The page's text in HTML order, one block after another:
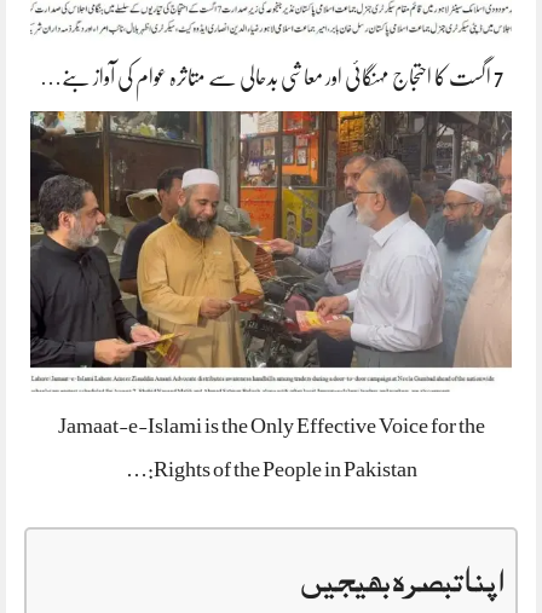
7 اگست کا احتجاج مہنگائی اور معاشی بدحالی سے متاثرہ عوام کی آواز بنے…
Jamaat-e-Islami is the Only Effective Voice for the
Rights of the People in Pakistan:…
اپنا تبصرہ بھیجیں